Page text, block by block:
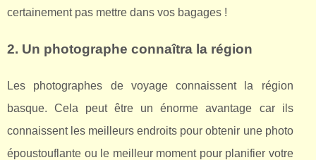
certainement pas mettre dans vos bagages !
2. Un photographe connaîtra la région
Les photographes de voyage connaissent la région
basque. Cela peut être un énorme avantage car ils
connaissent les meilleurs endroits pour obtenir une photo
époustouflante ou le meilleur moment pour planifier votre